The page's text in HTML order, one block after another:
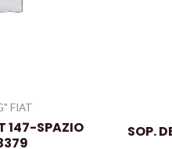
FIAT
147-SPAZIO
SOP.